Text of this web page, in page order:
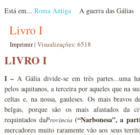
Está em...Roma Antiga A guerra das Gálias
Livro I
Imprimir|Visualizações: 6518
LIVRO I
I –A Gália divide-se em três partes...uma
pelos aquitanos, a terceira por aqueles que na
celtas e, na nossa, gauleses. Os mais bravos
belgas, porque são os mais afastados da
requintados daProvincia (“Narbonesa”, a
mercadores muito raramente vão aos seus